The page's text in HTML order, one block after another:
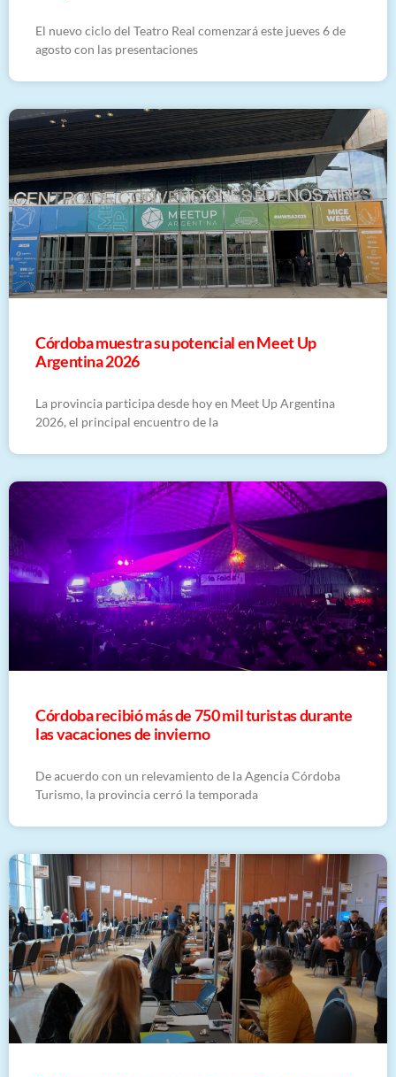
El nuevo ciclo del Teatro Real comenzará este jueves 6 de
agosto con las presentaciones
Córdoba muestra su potencial en Meet Up
Argentina 2026
La provincia participa desde hoy en Meet Up Argentina
2026, el principal encuentro de la
Córdoba recibió más de 750 mil turistas durante
las vacaciones de invierno
De acuerdo con un relevamiento de la Agencia Córdoba
Turismo, la provincia cerró la temporada